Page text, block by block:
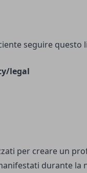
seguire questo
legal
per creare un
durante la